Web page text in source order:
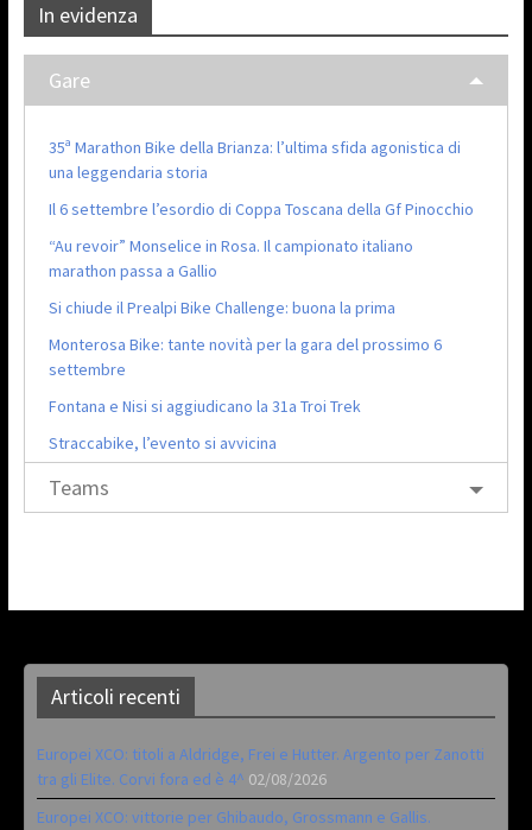
In evidenza
Gare
35ª Marathon Bike della Brianza: l’ultima sfida agonistica di
una leggendaria storia
Il 6 settembre l’esordio di Coppa Toscana della Gf Pinocchio
“Au revoir” Monselice in Rosa. Il campionato italiano
marathon passa a Gallio
Si chiude il Prealpi Bike Challenge: buona la prima
Monterosa Bike: tante novità per la gara del prossimo 6
settembre
Fontana e Nisi si aggiudicano la 31a Troi Trek
Straccabike, l’evento si avvicina
Teams
Articoli recenti
Europei XCO: titoli a Aldridge, Frei e Hutter. Argento per Zanotti
tra gli Elite. Corvi fora ed è 4^ 02/08/2026
Europei XCO: vittorie per Ghibaudo, Grossmann e Gallis.